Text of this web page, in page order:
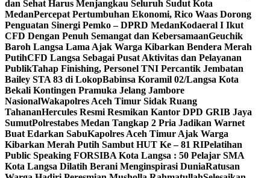
dan Sehat Harus Menjangkau Seluruh Sudut Kota
MedanPercepat Pertumbuhan Ekonomi, Rico Waas Dorong
Penguatan Sinergi Pemko – DPRD MedanKodaeral I Ikut
CFD Dengan Penuh Semangat dan KebersamaanGeuchik
Baroh Langsa Lama Ajak Warga Kibarkan Bendera Merah
PutihCFD Langsa Sebagai Pusat Aktivitas dan Pelayanan
PublikTahap Finishing, Personel TNI Percantik Jembatan
Bailey STA 83 di LokopBabinsa Koramil 02/Langsa Kota
Bekali Kontingen Pramuka Jelang Jambore
NasionalWakapolres Aceh Timur Sidak Ruang
TahananHercules Resmi Resmikan Kantor DPD GRIB Jaya
SumutPolrestabes Medan Tangkap 2 Pria Jadikan Warnet
Buat Edarkan SabuKapolres Aceh Timur Ajak Warga
Kibarkan Merah Putih Sambut HUT Ke – 81 RIPelatihan
Public Speaking FORSIBA Kota Langsa : 50 Pelajar SMA
Kota Langsa Dilatih Berani Menginspirasi DuniaRatusan